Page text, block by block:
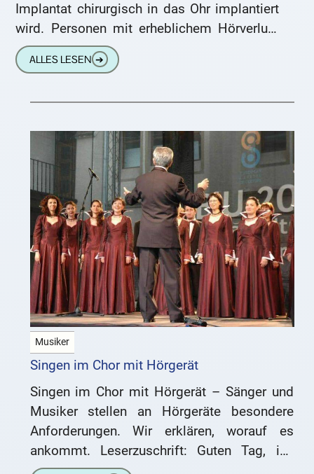
Implantat chirurgisch in das Ohr implantiert
wird. Personen mit erheblichem Hörverlust
oder Taubheit gelten als Kandidaten für ein
Cochlea-Implantat, wenn ein
ALLES LESEN ➔
Musiker
Singen im Chor mit Hörgerät
Singen im Chor mit Hörgerät – Sänger und
Musiker stellen an Hörgeräte besondere
Anforderungen. Wir erklären, worauf es
ankommt. Leserzuschrift: Guten Tag, ich
probiere derzeit einige Hörgeräte aus – bin